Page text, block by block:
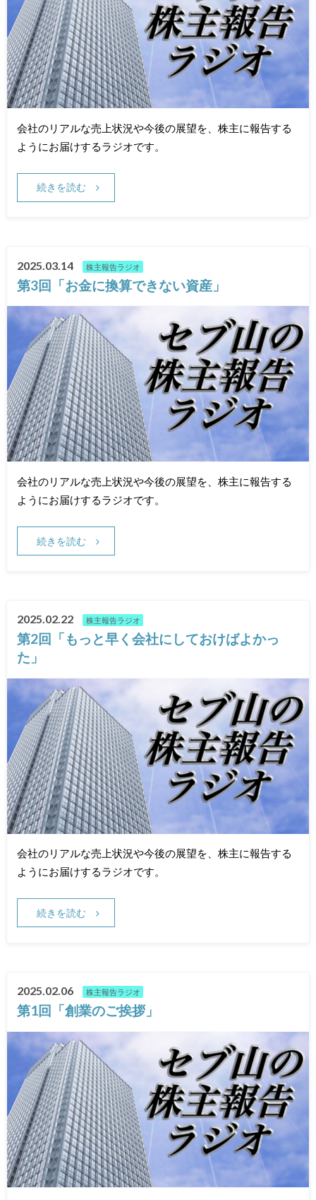
会社のリアルな売上状況や今後の展望を、株主に報告する
ようにお届けするラジオです。
続きを読む
2025.03.14 株主報告ラジオ
第3回「お金に換算できない資産」
会社のリアルな売上状況や今後の展望を、株主に報告する
ようにお届けするラジオです。
続きを読む
2025.02.22 株主報告ラジオ
第2回「もっと早く会社にしておけばよかっ
た」
会社のリアルな売上状況や今後の展望を、株主に報告する
ようにお届けするラジオです。
続きを読む
2025.02.06 株主報告ラジオ
第1回「創業のご挨拶」